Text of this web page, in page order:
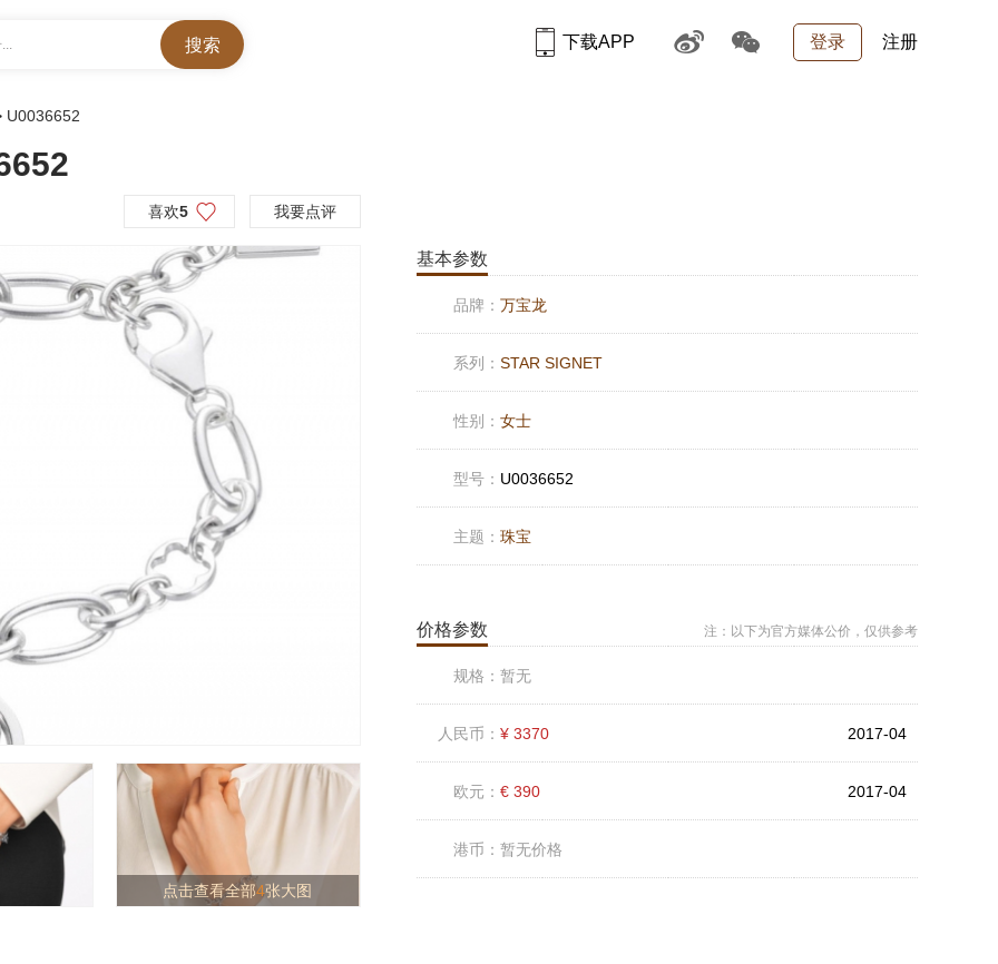
登录 注册
下载APP
U0036652
喜欢5 我要点评
点击查看全部4张大图
基本参数
品牌： 万宝龙
系列： STAR SIGNET
性别： 女士
型号： U0036652
主题： 珠宝
价格参数 注：以下为官方媒体公价，仅供参考
规格： 暂无
人民币： ¥ 3370 2017-04
欧元： € 390 2017-04
港币： 暂无价格